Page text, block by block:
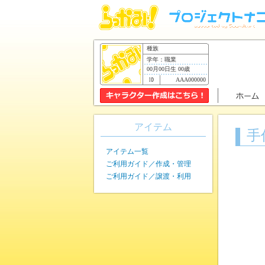
種族
学年：職業
00月00日生 00歳
AAA000000
手
アイテム
アイテム一覧
ご利用ガイド／作成・管理
ご利用ガイド／譲渡・利用